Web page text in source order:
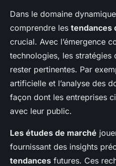
Dans le domaine
comprendre les tendances
crucial. Avec l’émergence
technologies, les stratégies
rester pertinentes. Par
artificielle et l’analyse des
façon dont les entreprises
avec leur public.
Les études de marché
fournissant des insights
tendances futures. Ces